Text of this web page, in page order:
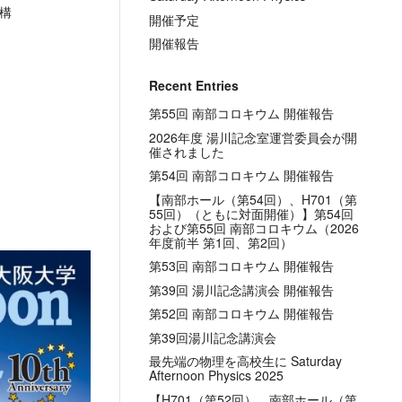
開催予定
開催報告
Recent Entries
第55回 南部コロキウム 開催報告
2026年度 湯川記念室運営委員会が開
催されました
第54回 南部コロキウム 開催報告
【南部ホール（第54回）、H701（第
55回）（ともに対面開催）】第54回
および第55回 南部コロキウム（2026
年度前半 第1回、第2回）
第53回 南部コロキウム 開催報告
第39回 湯川記念講演会 開催報告
第52回 南部コロキウム 開催報告
第39回湯川記念講演会
最先端の物理を高校生に Saturday
Afternoon Physics 2025